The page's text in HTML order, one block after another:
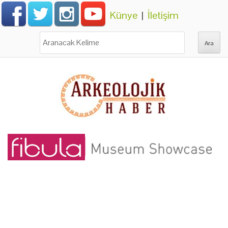
Künye | İletişim